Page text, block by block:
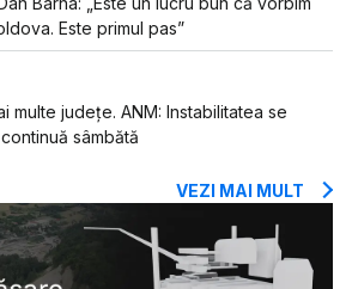
Este primul pas”
multe județe. ANM: Instabilitatea se
sâmbătă
VEZI MAI MULT